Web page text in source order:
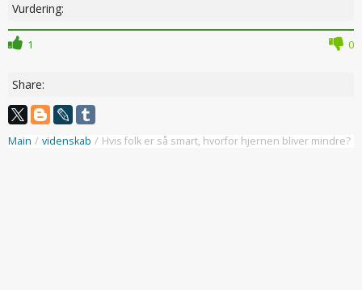
Vurdering:
1 0
Share:
Main / videnskab / Hvis folk er så smart, hvorfor hjernen bliver mindre?